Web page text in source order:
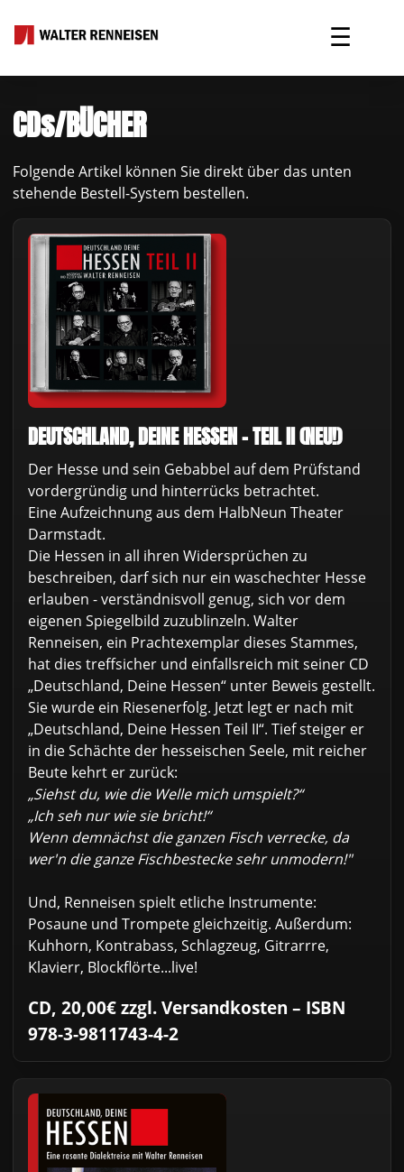
☰
CDs/BÜCHER
Folgende Artikel können Sie direkt über das unten
stehende Bestell-System bestellen.
DEUTSCHLAND, DEINE HESSEN - TEIL II (NEU!)
Der Hesse und sein Gebabbel auf dem Prüfstand
vordergründig und hinterrücks betrachtet.
Eine Aufzeichnung aus dem HalbNeun Theater
Darmstadt.
Die Hessen in all ihren Widersprüchen zu
beschreiben, darf sich nur ein waschechter Hesse
erlauben - verständnisvoll genug, sich vor dem
eigenen Spiegelbild zuzublinzeln. Walter
Renneisen, ein Prachtexemplar dieses Stammes,
hat dies treffsicher und einfallsreich mit seiner CD
„Deutschland, Deine Hessen“ unter Beweis gestellt.
Sie wurde ein Riesenerfolg. Jetzt legt er nach mit
„Deutschland, Deine Hessen Teil II“. Tief steiger er
in die Schächte der hesseischen Seele, mit reicher
Beute kehrt er zurück:
„Siehst du, wie die Welle mich umspielt?“
„Ich seh nur wie sie bricht!“
Wenn demnächst die ganzen Fisch verrecke, da
wer'n die ganze Fischbestecke sehr unmodern!"
Und, Renneisen spielt etliche Instrumente:
Posaune und Trompete gleichzeitig. Außerdum:
Kuhhorn, Kontrabass, Schlagzeug, Gitrarrre,
Klavierr, Blockflörte...live!
CD, 20,00€ zzgl. Versandkosten – ISBN
978-3-9811743-4-2